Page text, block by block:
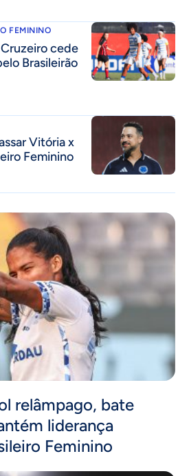
FEMININO
cede
Brasileirão
Vitória x
Feminino
relâmpago, bate
liderança
Feminino